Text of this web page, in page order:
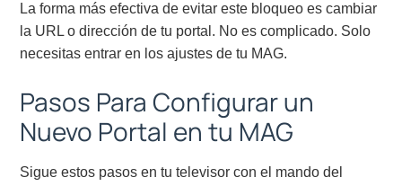
La forma más efectiva de evitar este bloqueo es cambiar
la URL o dirección de tu portal. No es complicado. Solo
necesitas entrar en los ajustes de tu MAG.
Pasos Para Configurar un
Nuevo Portal en tu MAG
Sigue estos pasos en tu televisor con el mando del